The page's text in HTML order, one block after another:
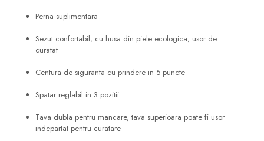
Perna suplimentara
Sezut confortabil, cu husa din piele ecologica, usor de
curatat
Centura de siguranta cu prindere in 5 puncte
Spatar reglabil in 3 pozitii
Tava dubla pentru mancare, tava superioara poate fi usor
indepartat pentru curatare